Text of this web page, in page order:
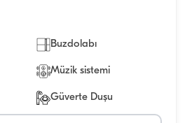
Buzdolabı
Müzik sistemi
Güverte Duşu